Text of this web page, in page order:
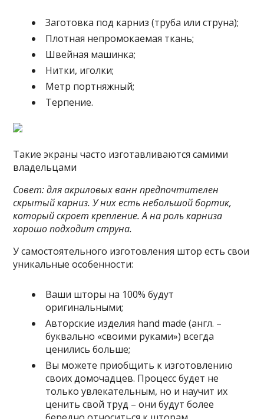
Заготовка под карниз (труба или струна);
Плотная непромокаемая ткань;
Швейная машинка;
Нитки, иголки;
Метр портняжный;
Терпение.
Такие экраны часто изготавливаются самими
владельцами
Совет: для акриловых ванн предпочтителен
скрытый карниз. У них есть небольшой бортик,
который скроет крепление. А на роль карниза
хорошо подходит струна.
У самостоятельного изготовления штор есть свои
уникальные особенности:
Ваши шторы на 100% будут
оригинальными;
Авторские изделия hand made (англ. –
буквально «своими руками») всегда
ценились больше;
Вы можете приобщить к изготовлению
своих домочадцев. Процесс будет не
только увлекательным, но и научит их
ценить свой труд – они будут более